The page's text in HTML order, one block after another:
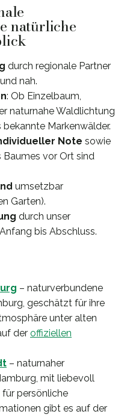
natürliche
durch regionale Partner
nah.
: Ob Einzelbaum,
naturnahe Waldlichtung
Markenwälder.
Note sowie
vor Ort sind
umsetzbar
Garten).
durch unser
bis Abschluss.
– naturverbundene
geschätzt für ihre
unter alten
der offiziellen
– naturnaher
mit liebevoll
persönliche
gibt es auf der